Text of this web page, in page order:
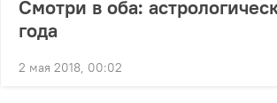
Смотри в оба:
года
2 мая 2018, 00:02